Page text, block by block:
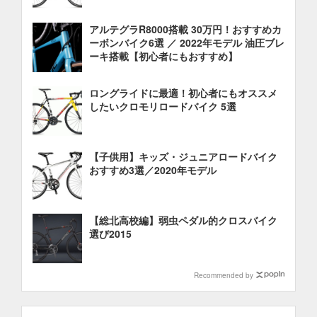
アルテグラR8000搭載 30万円！おすすめカ
ーボンバイク6選 ／ 2022年モデル 油圧ブレ
ーキ搭載【初心者にもおすすめ】
ロングライドに最適！初心者にもオススメ
したいクロモリロードバイク 5選
【子供用】キッズ・ジュニアロードバイク
おすすめ3選／2020年モデル
【総北高校編】弱虫ペダル的クロスバイク
選び2015
Recommended by